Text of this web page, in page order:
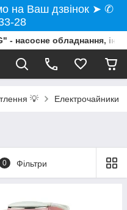
на Ваш дзвінок ➤ ✆
28
- насосне обладнання,
💡 Електрочайники
0 Фільтри